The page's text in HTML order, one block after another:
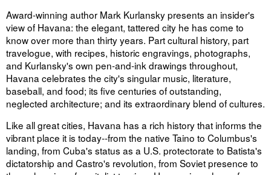
Award-winning author Mark Kurlansky presents an insider's
view of Havana: the elegant, tattered city he has come to
know over more than thirty years. Part cultural history, part
travelogue, with recipes, historic engravings, photographs,
and Kurlansky's own pen-and-ink drawings throughout,
Havana celebrates the city's singular music, literature,
baseball, and food; its five centuries of outstanding,
neglected architecture; and its extraordinary blend of cultures.
Like all great cities, Havana has a rich history that informs the
vibrant place it is today--from the native Taino to Columbus's
landing, from Cuba's status as a U.S. protectorate to Batista's
dictatorship and Castro's revolution, from Soviet presence to